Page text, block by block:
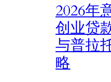
2026年
创业贷
与普拉
略